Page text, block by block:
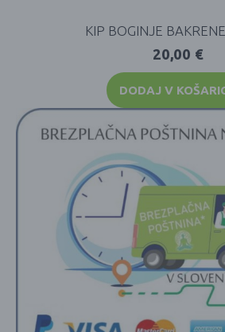
KIP BOGINJE
20,00 €
DODAJ V